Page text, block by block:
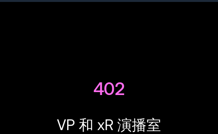
402
VP 和 xR 演播室